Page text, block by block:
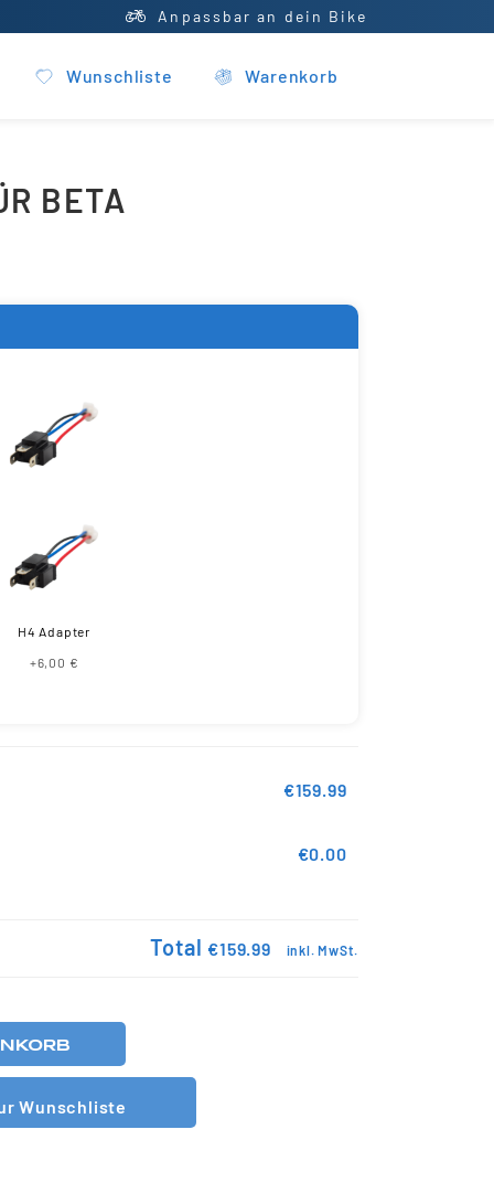
Anpassbar an dein Bike
Wunschliste Warenkorb
BETA
H4 Adapter
+6,00 €
€159.99
€0.00
Total €159.99 inkl. MwSt.
Wunschliste